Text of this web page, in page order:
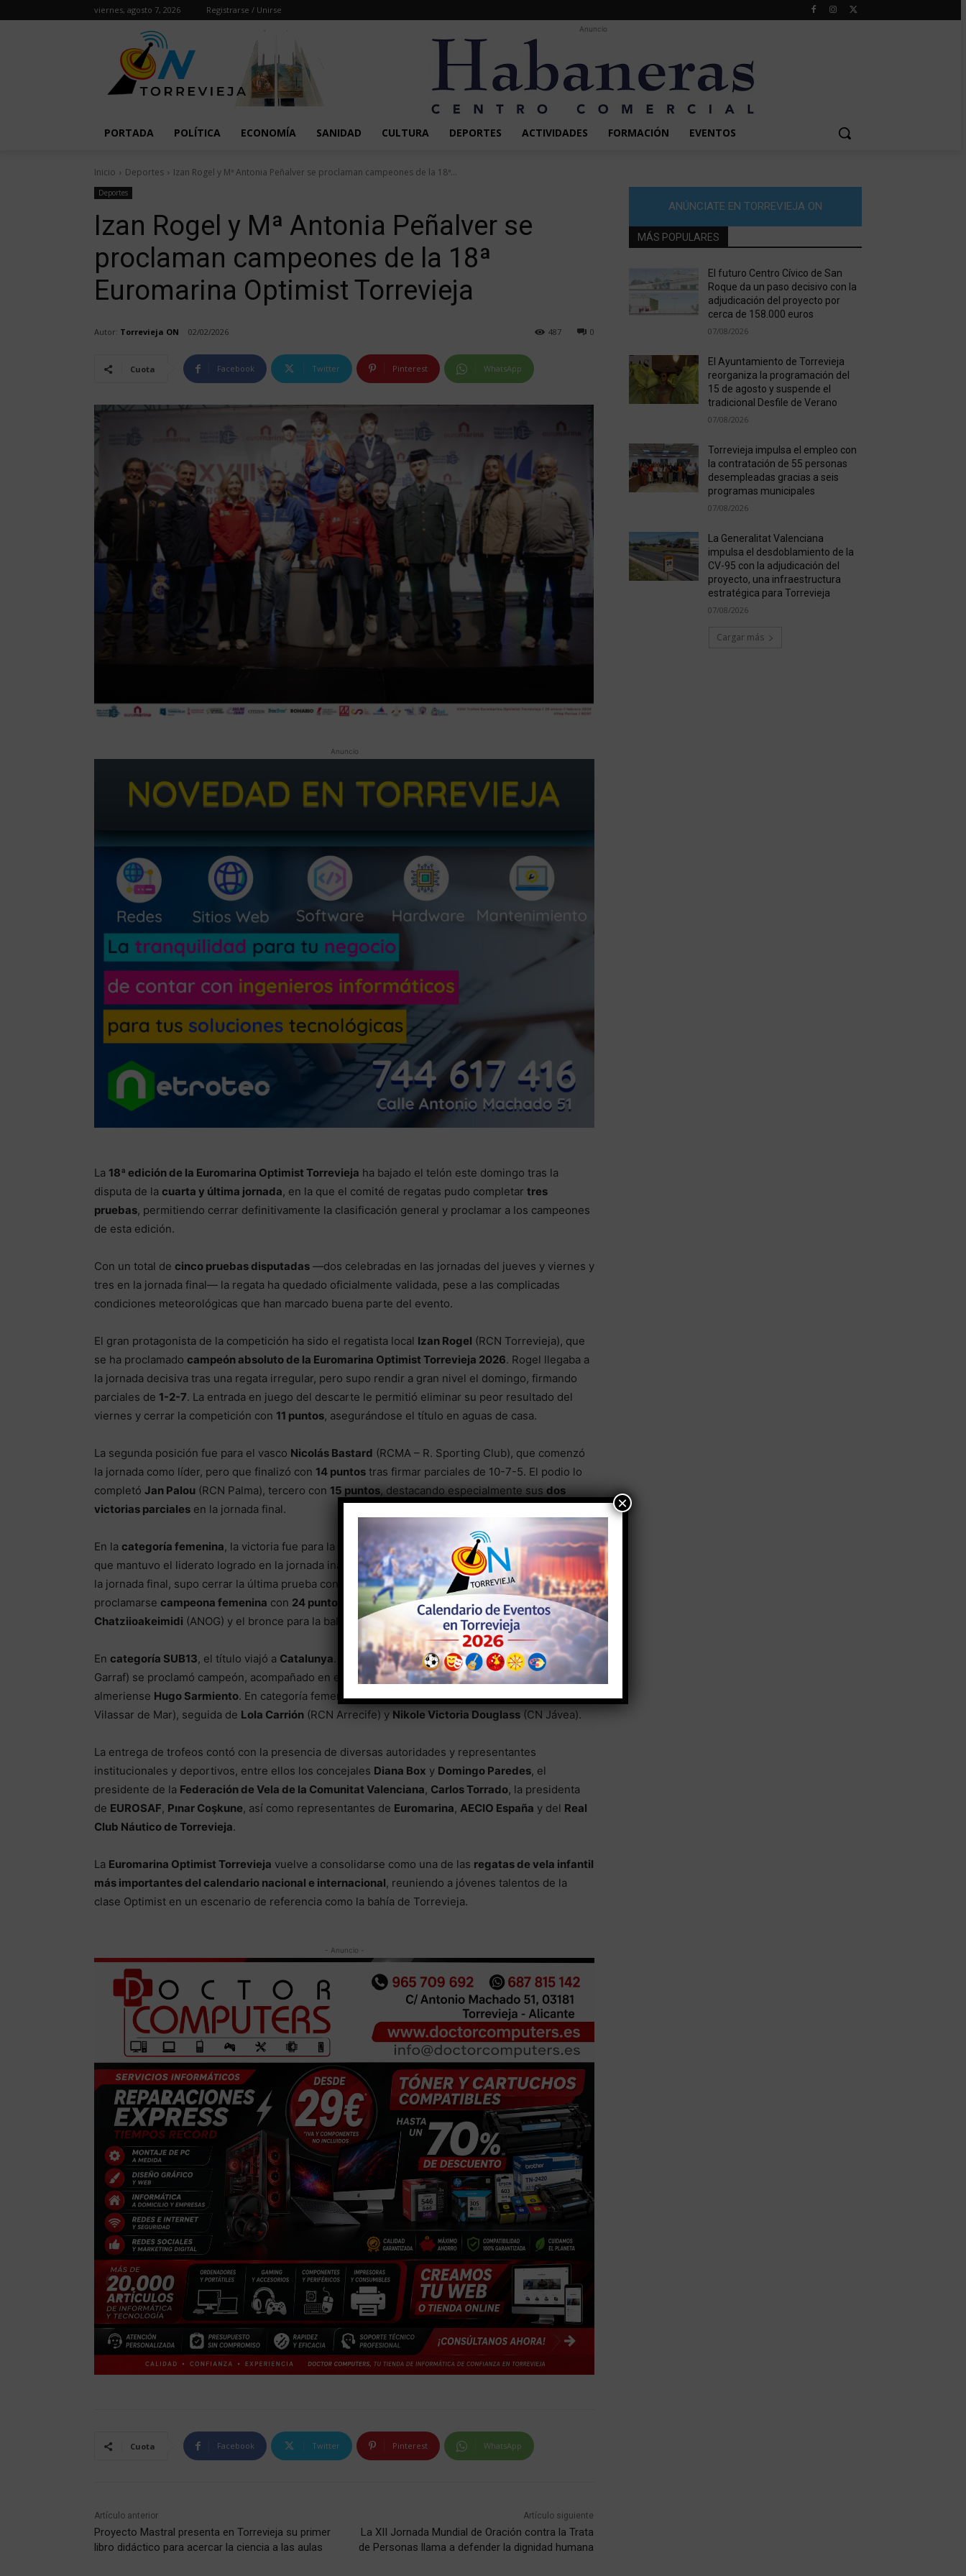
viernes, agosto 7, 2026 Registrarse / Unirse
Anuncio
PORTADA POLÍTICA ECONOMÍA SANIDAD CULTURA DEPORTES ACTIVIDADES FORMACIÓN EVENTOS
Inicio Deportes Izan Rogel y Mª Antonia Peñalver se proclaman campeones de la 18ª...
Deportes
Izan Rogel y Mª Antonia Peñalver se
proclaman campeones de la 18ª
Euromarina Optimist Torrevieja
Autor: Torrevieja ON 02/02/2026 0
487
Cuota Facebook Twitter Pinterest WhatsApp
Anuncio
La 18ª edición de la Euromarina Optimist Torrevieja ha bajado el telón este domingo tras la
disputa de la cuarta y última jornada, en la que el comité de regatas pudo completar tres
pruebas, permitiendo cerrar definitivamente la clasificación general y proclamar a los campeones
de esta edición.
Con un total de cinco pruebas disputadas—dos celebradas en las jornadas del jueves y viernes y
tres en la jornada final— la regata ha quedado oficialmente validada, pese a las complicadas
condiciones meteorológicas que han marcado buena parte del evento.
El gran protagonista de la competición ha sido el regatista local Izan Rogel (RCN Torrevieja), que
se ha proclamado campeón absoluto de la Euromarina Optimist Torrevieja 2026. Rogel llegaba a
la jornada decisiva tras una regata irregular, pero supo rendir a gran nivel el domingo, firmando
parciales de 1-2-7. La entrada en juego del descarte le permitió eliminar su peor resultado del
viernes y cerrar la competición con 11 puntos, asegurándose el título en aguas de casa.
La segunda posición fue para el vasco Nicolás Bastard (RCMA – R. Sporting Club), que comenzó
la jornada como líder, pero que finalizó con 14 puntostras firmar parciales de 10-7-5. El podio lo
completó Jan Palou(RCN Palma), tercero con 15 puntos, destacando especialmente sus dos
victorias parcialesen la jornada final.
En la categoría femenina, la victoria fue para la murciana Mª Antonia Peñalver (CN Mar Menor),
que mantuvo el liderato logrado en la jornada inaugural. A pesar de dos parciales complicados en
la jornada final, supo cerrar la última prueba con un sólido segundo puesto que le permitió
proclamarse campeona femenina con 24 puntos . La plata fue para la griega
Evangelia
Chatziioakeimidi (ANOG) y el bronce para la balear Emma Frau(RCN Palma).
En categoría SUB13, el título viajó a Catalunya. En la clasificación masculina,Toni Rivas(CN
Garraf) se proclamó campeón, acompañado en el podio por el estadounidenseJonah Watson y el
almeriense Hugo Sarmiento. En categoría femenina, el triunfo fue paraAlexia Sotomayor(CN
Vilassar de Mar), seguida de Lola Carrión(RCN Arrecife) y Nikole Victoria Douglass(CN Jávea).
La entrega de trofeos contó con la presencia de diversas autoridades y representantes
institucionales y deportivos, entre ellos los concejales Diana Box y Domingo Paredes, el
presidente de la Federación de Vela de la Comunitat Valenciana, Carlos Torrado, la presidenta
de EUROSAF, Pınar Coşkune, así como representantes de Euromarina, AECIO España y del Real
Club Náutico de Torrevieja.
La Euromarina Optimist Torrevieja vuelve a consolidarse como una de las regatas de vela infantil
más importantes del calendario nacional e internacional, reuniendo a jóvenes talentos de la
clase Optimist en un escenario de referencia como la bahía de Torrevieja.
- Anuncio -
Cuota Facebook Twitter Pinterest WhatsApp
Artículo anterior
Proyecto Mastral presenta en Torrevieja su primer
libro didáctico para acercar la ciencia a las aulas
Artículo siguiente
La XII Jornada Mundial de Oración contra la Trata
de Personas llama a defender la dignidad humana
ANÚNCIATE EN TORREVIEJA ON
MÁS POPULARES
El futuro Centro Cívico de San
Roque da un paso decisivo con la
adjudicación del proyecto por
cerca de 158.000 euros
07/08/2026
El Ayuntamiento de Torrevieja
reorganiza la programación del
15 de agosto y suspende el
tradicional Desfile de Verano
07/08/2026
Torrevieja impulsa el empleo con
la contratación de 55 personas
desempleadas gracias a seis
programas municipales
07/08/2026
La Generalitat Valenciana
impulsa el desdoblamiento de la
CV-95 con la adjudicación del
proyecto, una infraestructura
estratégica para Torrevieja
07/08/2026
Cargar más
×